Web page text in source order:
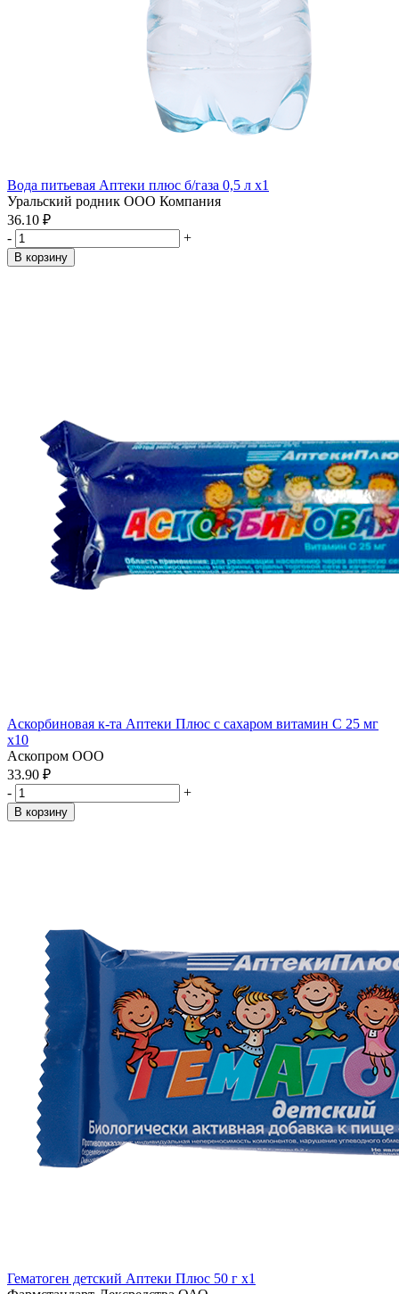
Вода питьевая Аптеки плюс б/газа 0,5 л x1
Уральский родник ООО Компания
36.10 ₽
-
+
В корзину
Аскорбиновая к-та Аптеки Плюс с сахаром витамин С 25 мг
x10
Аскопром ООО
33.90 ₽
-
+
В корзину
Гематоген детский Аптеки Плюс 50 г x1